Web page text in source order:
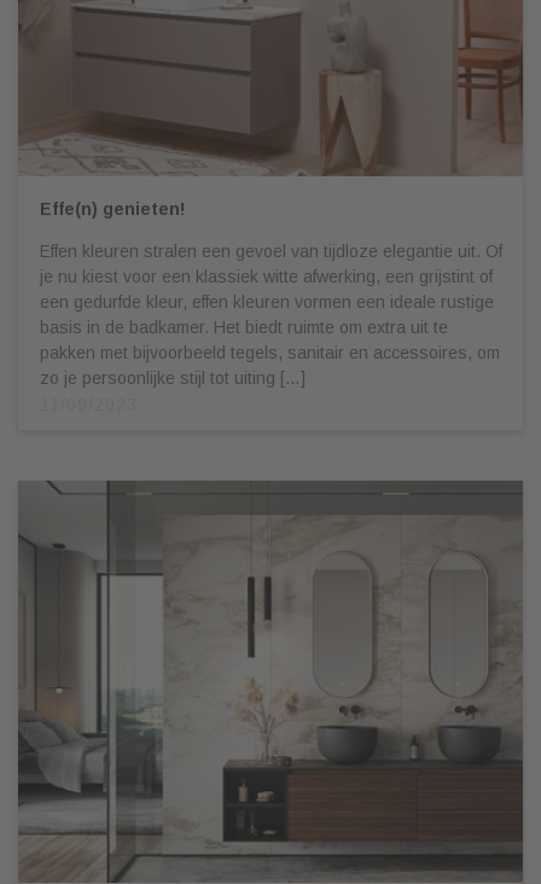
Effe(n) genieten!
Effen kleuren stralen een gevoel van tijdloze elegantie uit. Of
je nu kiest voor een klassiek witte afwerking, een grijstint of
een gedurfde kleur, effen kleuren vormen een ideale rustige
basis in de badkamer. Het biedt ruimte om extra uit te
pakken met bijvoorbeeld tegels, sanitair en accessoires, om
zo je persoonlijke stijl tot uiting […]